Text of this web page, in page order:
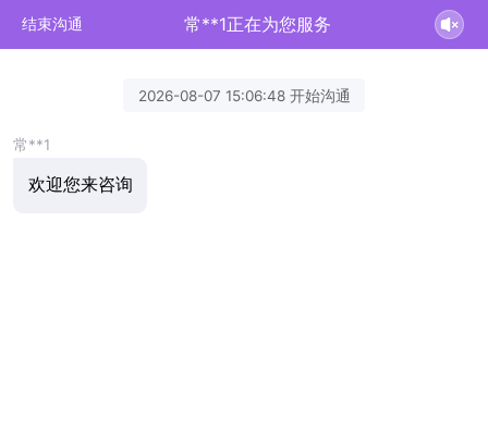
结束沟通 常**1正在为您服务
2026-08-07 15:06:48 开始沟通
常**1
欢迎您来咨询